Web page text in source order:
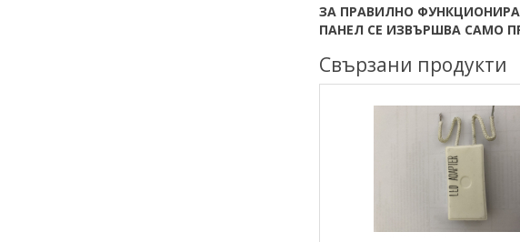
ЗА ПРАВИЛНО
ПАНЕЛ СЕ ИЗВЪРШВА САМО
Свързани продукти